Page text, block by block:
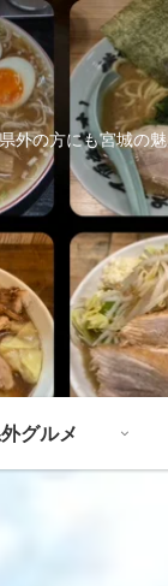
外の方にも宮城の
グルメ